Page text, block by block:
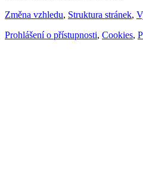
Změna vzhledu, Struktura stránek,
Prohlášení o přístupnosti, Cookies,